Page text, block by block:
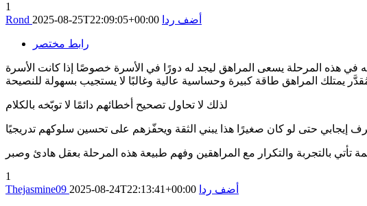
1
Rond 2025-08-25T22:09:05+00:00 أضف ردا
رابط مختصر
في هذه المرحلة يسعى المراهق ليجد له دورًا في الأسرة خصوصًا إذا كانت الأسرة
يمتلك المراهق طاقة كبيرة وحساسية عالية وغالبًا لا يستجيب بسهولة للنصيحة
لذلك لا تحاول تصحيح أخطائهم دائمًا لا توبّخه بالكلام
1
Thejasmine09 2025-08-24T22:13:41+00:00 أضف ردا